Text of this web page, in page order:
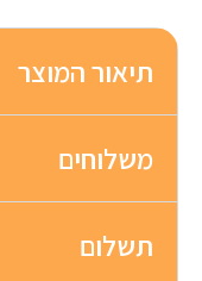
תיאור המוצר
משלוחים
תשלום